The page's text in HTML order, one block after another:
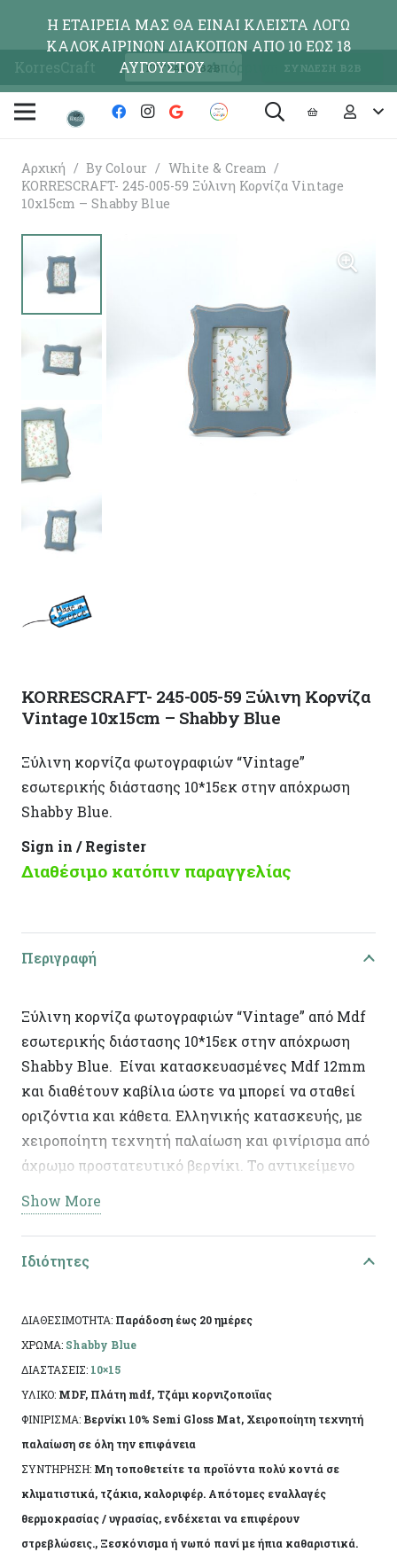
KorresCraft ΕΓΓΡΑΦΗ Β2Β ΣΥΝΔΕΣΗ Β2Β
Αρχική / By Colour / White & Cream /
KORRESCRAFT- 245-005-59 Ξύλινη Κορνίζα Vintage
10x15cm – Shabby Blue
KORRESCRAFT- 245-005-59 Ξύλινη Κορνίζα
Vintage 10x15cm – Shabby Blue
Ξύλινη κορνίζα φωτογραφιών “Vintage”
εσωτερικής διάστασης 10*15εκ στην απόχρωση
Shabby Blue.
Sign in / Register
Διαθέσιμο κατόπιν παραγγελίας
Περιγραφή
Ξύλινη κορνίζα φωτογραφιών “Vintage” από Mdf
εσωτερικής διάστασης 10*15εκ στην απόχρωση
Shabby Blue. Είναι κατασκευασμένες Mdf 12mm
και διαθέτουν καβίλια ώστε να μπορεί να σταθεί
οριζόντια και κάθετα. Ελληνικής κατασκευής, με
χειροποίητη τεχνητή παλαίωση και φινίρισμα από
άχρωμο προστατευτικό βερνίκι. Το αντικείμενο
ενδέχεται να φέρει ελάχιστες αποκλίσεις ανά
προϊόν λόγω της χειροποίητης κατασκευής του.
Show More
Ιδιότητες
ΔΙΑΘΕΣΙΜΟΤΗΤΑ: Παράδοση έως 20 ημέρες
ΧΡΩΜΑ: Shabby Blue
ΔΙΑΣΤΑΣΕΙΣ: 10×15
ΥΛΙΚΟ: MDF, Πλάτη mdf, Τζάμι κορνιζοποιϊας
ΦΙΝΙΡΙΣΜΑ: Βερνίκι 10% Semi Gloss Mat, Χειροποίητη τεχνητή
παλαίωση σε όλη την επιφάνεια
ΣΥΝΤΗΡΗΣΗ: Μη τοποθετείτε τα προϊόντα πολύ κοντά σε
κλιματιστικά, τζάκια, καλοριφέρ. Απότομες εναλλαγές
θερμοκρασίας / υγρασίας, ενδέχεται να επιφέρουν
στρεβλώσεις., Ξεσκόνισμα ή νωπό πανί με ήπια καθαριστικά.
Η ΕΤΑΙΡΕΙΑ ΜΑΣ ΘΑ ΕΙΝΑΙ ΚΛΕΙΣΤΑ ΛΟΓΩ
ΚΑΛΟΚΑΙΡΙΝΩΝ ΔΙΑΚΟΠΩΝ ΑΠΟ 10 ΕΩΣ 18
ΑΥΓΟΥΣΤΟΥΑπόρριψη